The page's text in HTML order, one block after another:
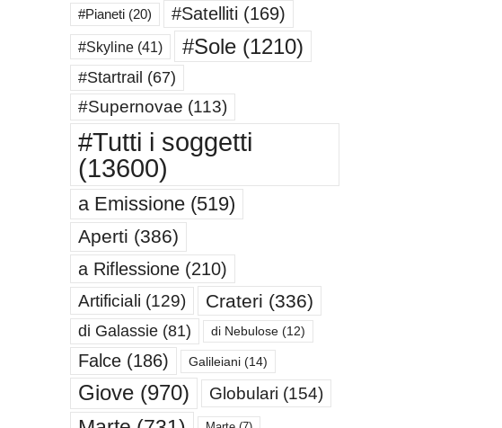
#Pianeti(20) #Satelliti (169)
#Skyline(41) #Sole(1210)
#Startrail (67)
#Supernovae (113)
#Tutti i soggetti
(13600)
a Emissione(519)
Aperti (386)
a Riflessione(210)
Artificiali (129) Crateri (336)
di Galassie(81) di Nebulose(12)
Falce(186) Galileiani(14)
Giove(970) Globulari (154)